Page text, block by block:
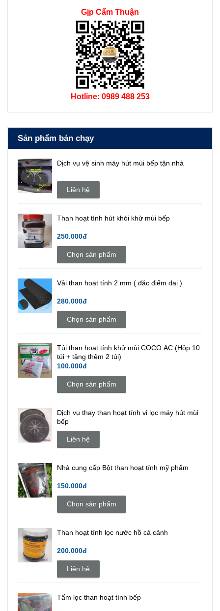
Gịp Cẩm Thuận
Hotline: 0989 488 253
Sản phẩm bán chạy
Dịch vụ vệ sinh máy hút mùi bếp tận nhà
Liên hệ
Than hoạt tính hút khói khử mùi bếp
250.000đ
Chọn sản phẩm
Vải than hoạt tính 2 mm ( đặc điểm dai )
280.000đ
Chọn sản phẩm
Túi than hoạt tính khử mùi COCO AC (Hộp 10
túi + tặng thêm 2 túi)
100.000đ
Chọn sản phẩm
Dịch vụ thay than hoạt tính vỉ lọc máy hút mùi
bếp
Liên hệ
Nhà cung cấp Bột than hoạt tính mỹ phẩm
150.000đ
Chọn sản phẩm
Than hoạt tính lọc nước hồ cá cảnh
200.000đ
Liên hệ
Tấm lọc than hoạt tính bếp